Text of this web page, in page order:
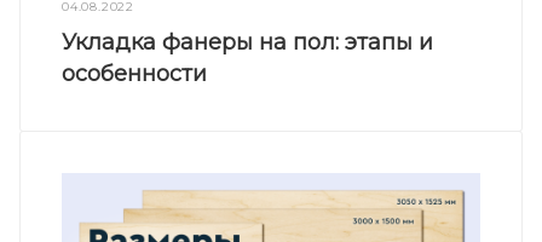
04.08.2022
Укладка фанеры на пол: этапы и
особенности